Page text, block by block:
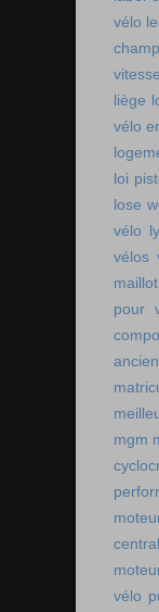
vélo
liège
vélo
loi
lose
vélo
vélos
pour
mgm
vélo